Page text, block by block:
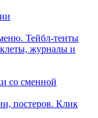
Тейбл-тенты
журналы и
со сменной
постеров. Клик